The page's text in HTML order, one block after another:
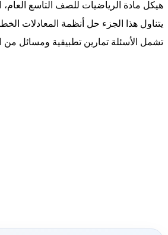
هيكل مادة الرياضيات للصف التاسع العام، الفصل
يتناول هذا الجزء حل أنظمة المعادلات
تشمل الأسئلة تمارين تطبيقية ومسائل من